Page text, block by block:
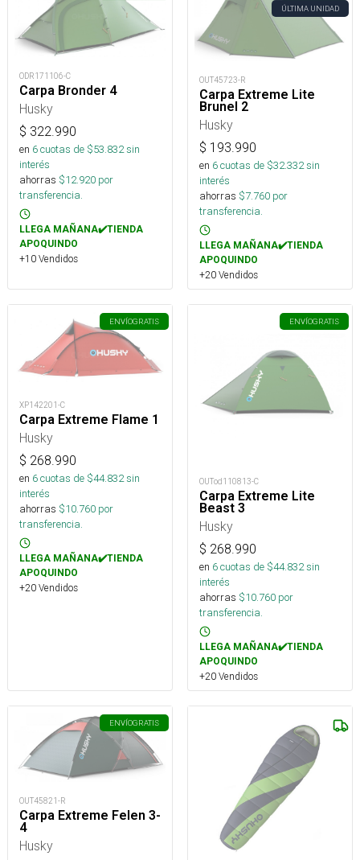
ODR171106-C
Carpa Bronder 4
Husky
$ 322.990
en 6cuotas de $53.832sin
interés
ahorras $12.920 por
transferencia.
LLEGA MAÑANA✔️TIENDA
APOQUINDO
+10 Vendidos
ÚLTIMA UNIDAD
OUT45723-R
Carpa Extreme Lite
Brunel 2
Husky
$ 193.990
en 6cuotas de $32.332sin
interés
ahorras $7.760 por
transferencia.
LLEGA MAÑANA✔️TIENDA
APOQUINDO
+20 Vendidos
ENVÍOGRATIS
XP142201-C
Carpa Extreme Flame 1
Husky
$ 268.990
en 6cuotas de $44.832sin
interés
ahorras $10.760 por
transferencia.
LLEGA MAÑANA✔️TIENDA
APOQUINDO
+20 Vendidos
ENVÍOGRATIS
OUTod110813-C
Carpa Extreme Lite
Beast 3
Husky
$ 268.990
en 6cuotas de $44.832sin
interés
ahorras $10.760 por
transferencia.
LLEGA MAÑANA✔️TIENDA
APOQUINDO
+20 Vendidos
ENVÍOGRATIS
OUT45821-R
Carpa Extreme Felen 3-
4
Husky